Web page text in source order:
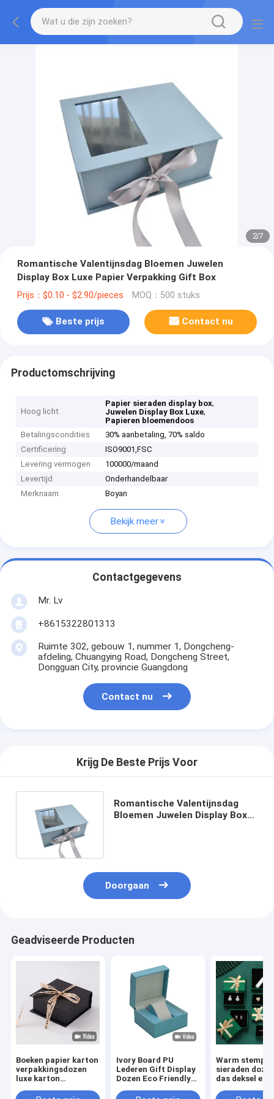
2/7
Romantische Valentijnsdag Bloemen Juwelen
Display Box Luxe Papier Verpakking Gift Box
Prijs：$0.10 - $2.90/pieces MOQ：500 stuks
Beste prijs Contact nu
Productomschrijving
Hoog licht
Papier sieraden display box,
Juwelen Display Box Luxe,
Papieren bloemendoos
Betalingscondities
30% aanbetaling, 70% saldo
Certificering
ISO9001,‌FSC
Levering vermogen
100000/maand
Levertijd
Onderhandelbaar
Merknaam
Boyan
Bekijk meer
Contactgegevens
Mr. Lv
+8615322801313
Ruimte 302, gebouw 1, nummer 1, Dongcheng-
afdeling, Chuangying Road, Dongcheng Street,
Dongguan City, provincie Guangdong
Contact nu
Krijg De Beste Prijs Voor
Romantische Valentijnsdag
Bloemen Juwelen Display Box
Doorgaan
Geadviseerde Producten
Boeken papier karton
verpakkingsdozen
luxe karton
sluiting
Ivory Board PU
Lederen Gift Display
Dozen Eco Friendly
Horloge
Warm
sieraden
das deksel en
verpakking